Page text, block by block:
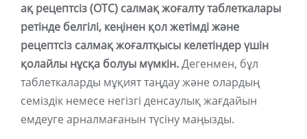
ақ рецептсіз (OTC) салмақ жоғалту таблеткалары
ретінде белгілі, кеңінен қол жетімді және
рецептсіз салмақ жоғалтқысы келетіндер үшін
қолайлы нұсқа болуы мүмкін.Дегенмен, бұл
таблеткаларды мұқият таңдау және олардың
семіздік немесе негізгі денсаулық жағдайын
емдеуге арналмағанын түсіну маңызды.